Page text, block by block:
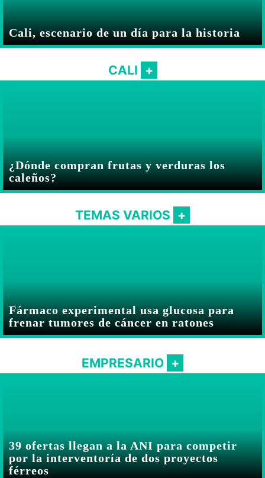
Cali, escenario de un día para la historia
CALI
¿Dónde compran frutas y verduras los
caleños?
TEMAS VARIOS
Fármaco experimental usa glucosa para
frenar tumores de cáncer en ratones
EMPRESARIO
39 ofertas llegan a la ANI para competir
por la interventoría de dos proyectos
férreos